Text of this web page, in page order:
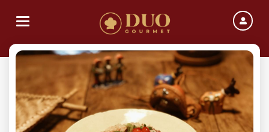
Toggle navigation